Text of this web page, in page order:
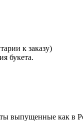
к заказу)
букета.
выпущенные как в